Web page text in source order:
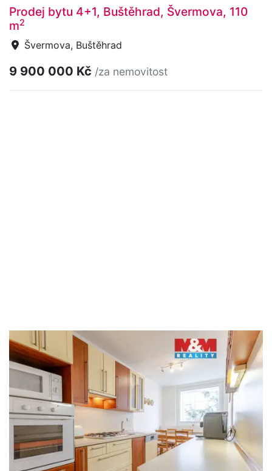
Prodej bytu 4+1, Buštěhrad, Švermova, 110
m2
Švermova, Buštěhrad
9 900 000 Kč /za nemovitost